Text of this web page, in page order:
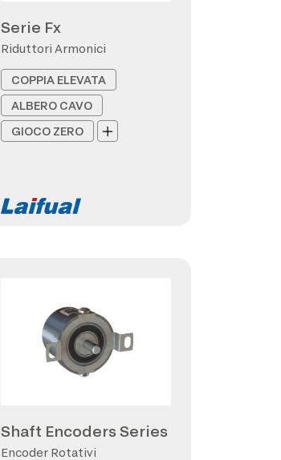
Serie Fx
Riduttori Armonici
COPPIA ELEVATA
ALBERO CAVO
GIOCO ZERO
Shaft Encoders Series
Encoder Rotativi